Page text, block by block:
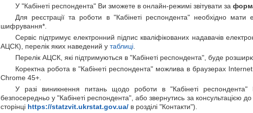
У "Кабінеті респондента" Ви зможете в онлайн-режимі звітувати за
Для реєстрації та роботи в "Кабінеті респондента" необхідно
шифрування*.
Сервіс підтримує електронний підпис кваліфікованих надавачів
АЦСК), перелік яких наведений у таблиці.
Перелік АЦСК, які підтримуються в "Кабінеті респондента", буде
Коректна робота в "Кабінеті респондента" можлива в браузерах
Chrome 45+.
У разі виникнення питань щодо роботи в "Кабінеті респондента"
безпосередньо у "Кабінеті респондента", або звернутись за консультацією
сторінці https://statzvit.ukrstat.gov.ua/в розділі "Контакти").